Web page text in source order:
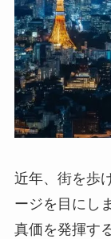
近年、街を歩
ージを目にし
真価を発揮す